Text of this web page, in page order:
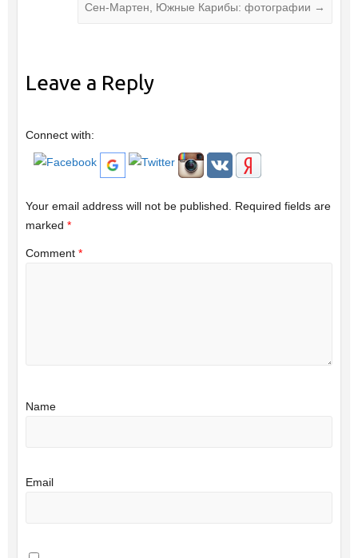
Сен-Мартен, Южные Карибы: фотографии →
Leave a Reply
Connect with:
Your email address will not be published.
Required fields are
marked *
Comment *
Name
Email